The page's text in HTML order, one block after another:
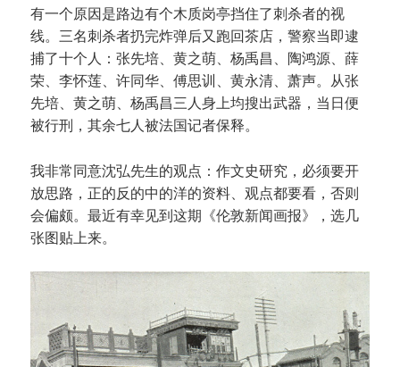
有一个原因是路边有个木质岗亭挡住了刺杀者的视
线。三名刺杀者扔完炸弹后又跑回茶店，警察当即逮
捕了十个人：张先培、黄之萌、杨禹昌、陶鸿源、薛
荣、李怀莲、许同华、傅思训、黄永清、萧声。从张
先培、黄之萌、杨禹昌三人身上均搜出武器，当日便
被行刑，其余七人被法国记者保释。
我非常同意沈弘先生的观点：作文史研究，必须要开
放思路，正的反的中的洋的资料、观点都要看，否则
会偏颇。最近有幸见到这期《伦敦新闻画报》，选几
张图贴上来。